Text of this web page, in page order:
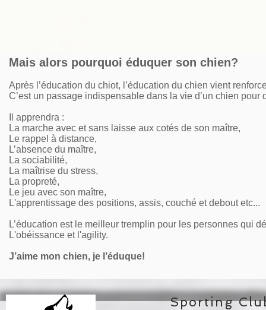
Mais alors pourquoi éduquer son chien?
Après l’éducation du chiot, l’éducation du chien vient
C’est un passage indispensable dans la vie d’un chien
Il apprendra :
La marche avec et sans laisse aux cotés de son maître,
Le rappel à distance,
L’absence du maître,
La sociabilité,
La maîtrise du stress,
La propreté,
Le jeu avec son maître,
L'apprentissage des positions, assis, couché et debout etc...
L’éducation est le meilleur tremplin pour les personnes qui
L'obéissance et l'agility.
J’aime mon chien, je l’éduque!
Sporting